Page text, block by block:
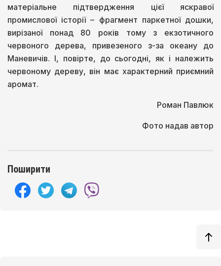
матеріальне підтвердження цієї яскравої
промислової історії – фрагмент паркетної дошки,
вирізаної понад 80 років тому з екзотичного
червоного дерева, привезеного з-за океану до
Маневичів. І, повірте, до сьогодні, як і належить
червоному дереву, він має характерний приємний
аромат.
Роман Павлюк
Фото надав автор
Поширити